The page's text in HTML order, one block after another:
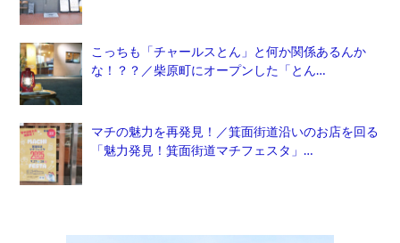
こっちも「チャールスとん」と何か関係あるんか
な！？？／柴原町にオープンした「とん…
マチの魅力を再発見！／箕面街道沿いのお店を回る
「魅力発見！箕面街道マチフェスタ」…